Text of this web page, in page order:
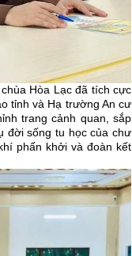
Hòa Lạc đã tích cực
tỉnh và Hạ trường An cư
trang cảnh quan, sắp
đời sống tu học của chư
phấn khởi và đoàn kết